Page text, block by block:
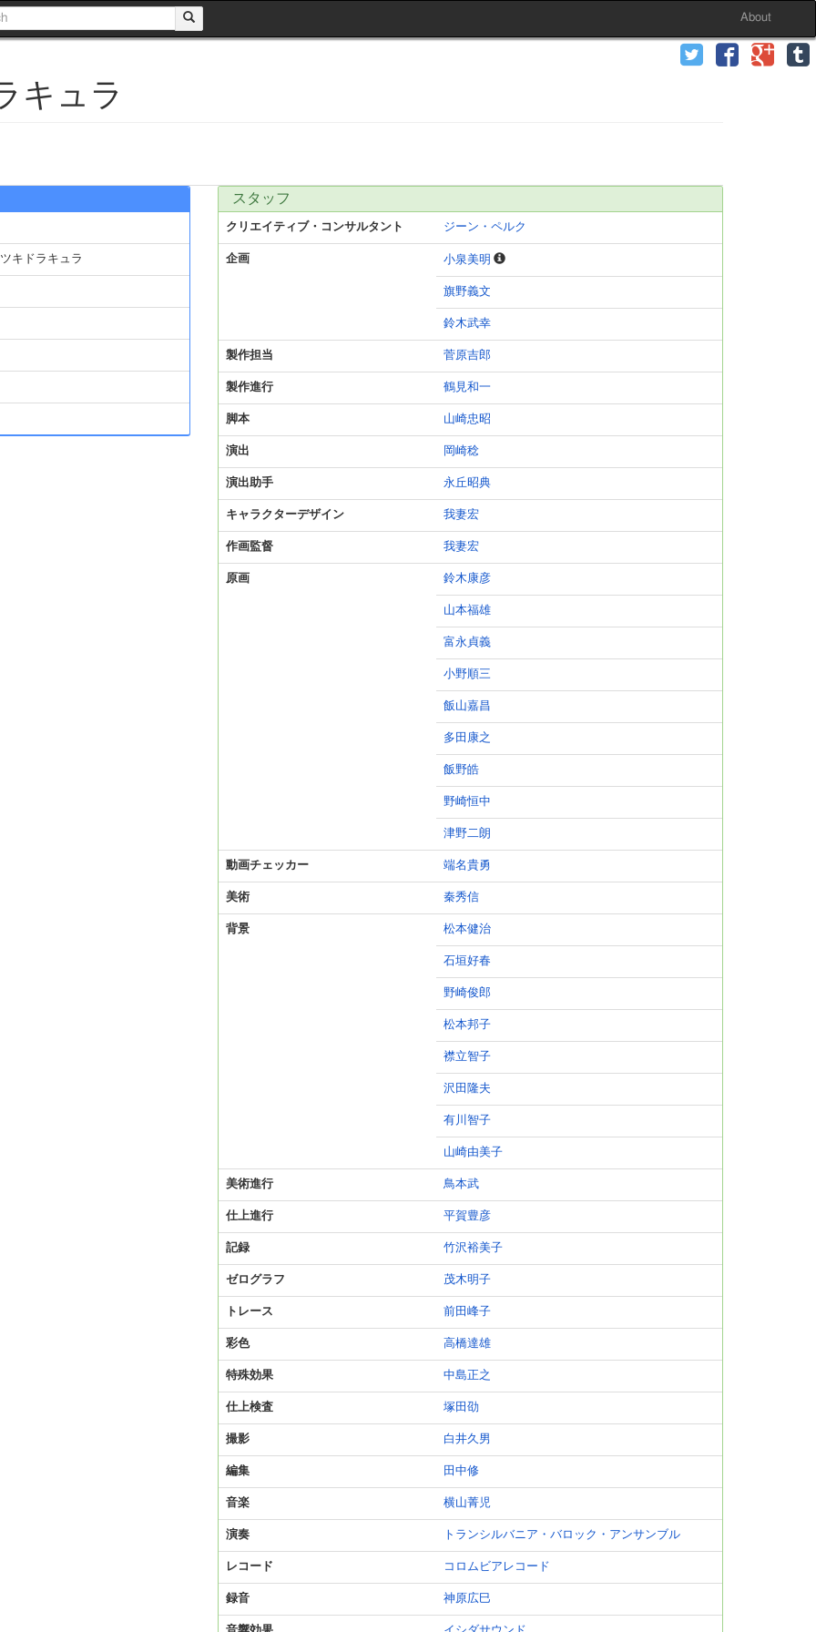
About
キュラ
キドラキュラ
スタッフ
クリエイティブ・コンサルタント ジーン・ペルク
企画 小泉美明
旗野義文
鈴木武幸
製作担当 菅原吉郎
製作進行 鶴見和一
脚本 山崎忠昭
演出 岡崎稔
演出助手 永丘昭典
キャラクターデザイン 我妻宏
作画監督 我妻宏
原画 鈴木康彦
山本福雄
富永貞義
小野順三
飯山嘉昌
多田康之
飯野皓
野崎恒中
津野二朗
動画チェッカー 端名貴勇
美術 秦秀信
背景 松本健治
石垣好春
野崎俊郎
松本邦子
襟立智子
沢田隆夫
有川智子
山崎由美子
美術進行 鳥本武
仕上進行 平賀豊彦
記録 竹沢裕美子
ゼログラフ 茂木明子
トレース 前田峰子
彩色 高橋達雄
特殊効果 中島正之
仕上検査 塚田劭
撮影 白井久男
編集 田中修
音楽 横山菁児
演奏 トランシルバニア・バロック・アンサンブル
レコード コロムビアレコード
録音 神原広巳